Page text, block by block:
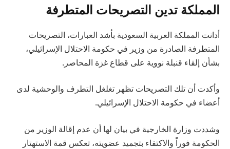
المملكة تدين التصريحات المتطرفة
أدانت المملكة العربية السعودية بأشد العبارات، التصريحات
المتطرفة الصادرة من وزير في حكومة الاحتلال الإسرائيلي،
بشأن إلقاء قنبلة نووية على قطاع غزة المحاصر.
وأكدت أن تلك التصريحات تظهر تغلغل التطرف والوحشية لدى
أعضاء في حكومة الاحتلال الإسرائيلي.
وشددت وزارة الخارجية في بيان لها أن عدم إقالة الوزير من
الحكومة فوراً والاكتفاء بتجميد عضويته، تعكس قمة الاستهتار